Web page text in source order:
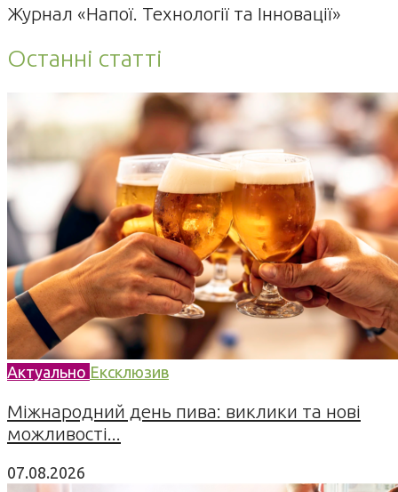
Журнал «Напої. Технології та Інновації»
Останні статті
Актуально Ексклюзив
Міжнародний день пива: виклики та нові
можливості...
07.08.2026